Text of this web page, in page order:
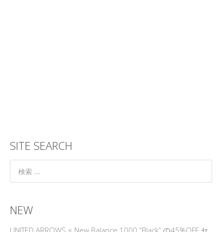
SITE SEARCH
NEW
UNITED ARROWS × New Balance 1000 “Black” の45%OFF セ